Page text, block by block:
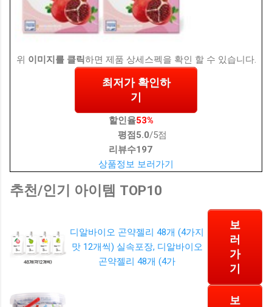
위 이미지를 클릭하면 제품 상세스펙을 확인 할 수 있습니다.
최저가 확인하
기
할인율53%
평점 5.0/5점
리뷰수197
상품정보 보러가기
추천/인기 아이템 TOP10
디알바이오 곤약젤리 48개 (4가지
맛 12개씩) 실속포장, 디알바이오
곤약젤리 48개 (4가
보
러
가
기
보